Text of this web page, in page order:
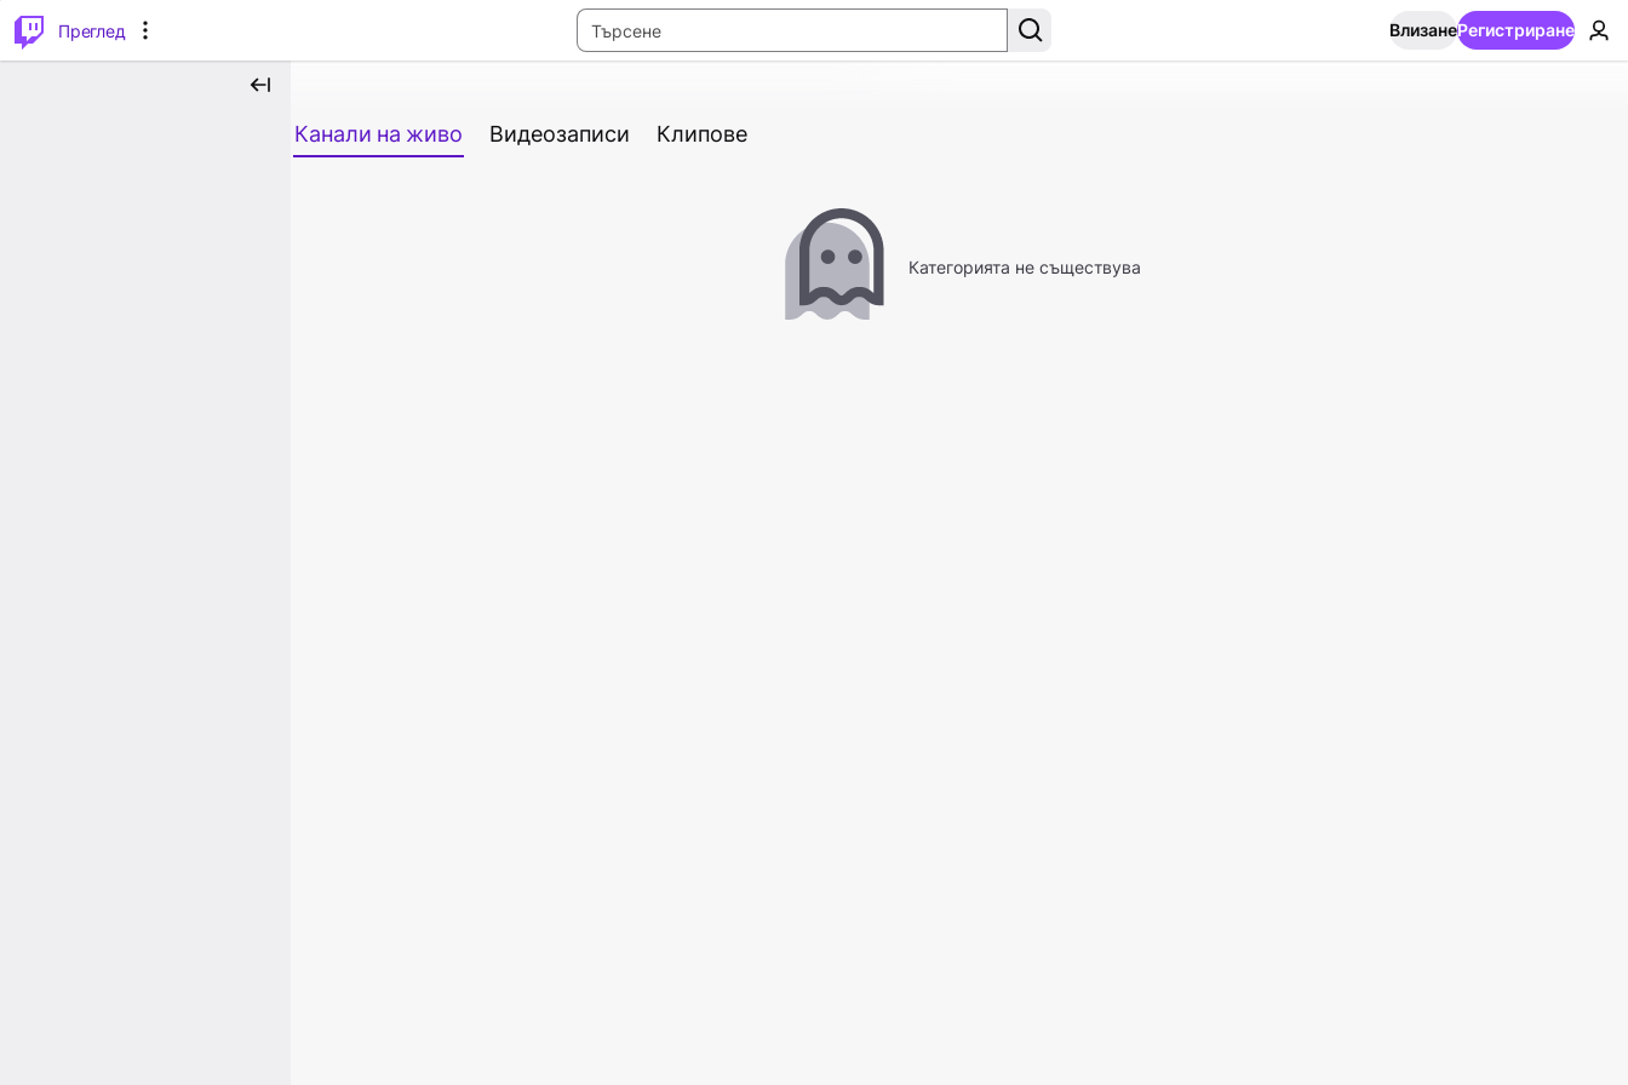
Преглед
ВлизанеРегистриране
Канали на живо Видеозаписи Клипове
Категорията не съществува